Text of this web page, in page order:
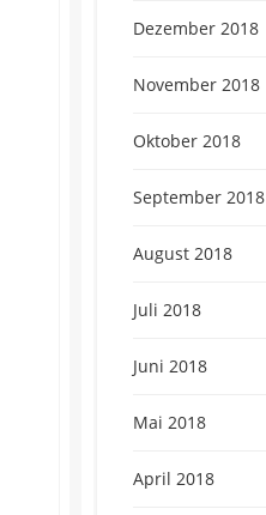
Dezember 2018
November 2018
Oktober 2018
September 2018
August 2018
Juli 2018
Juni 2018
Mai 2018
April 2018